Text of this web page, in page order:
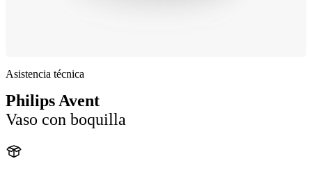
Asistencia técnica
Philips Avent
Vaso con boquilla